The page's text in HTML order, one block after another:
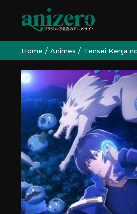
Home Animes Tensei Kenja